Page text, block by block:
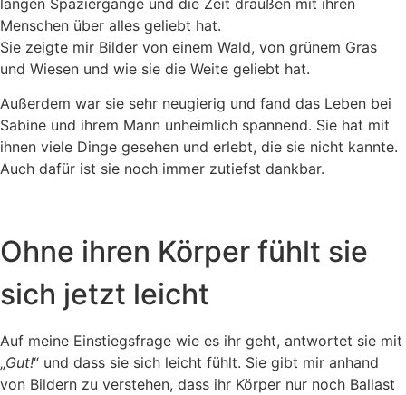
Menschen über alles geliebt hat.
Sie zeigte mir Bilder von einem Wald, von grünem Gras
und Wiesen und wie sie die Weite geliebt hat.
Außerdem war sie sehr neugierig und fand das Leben bei
Sabine und ihrem Mann unheimlich spannend. Sie hat mit
ihnen viele Dinge gesehen und erlebt, die sie nicht kannte.
Auch dafür ist sie noch immer zutiefst dankbar.
Ohne ihren Körper fühlt sie
sich jetzt leicht
Auf meine Einstiegsfrage wie es ihr geht, antwortet sie mit
„Gut!“ und dass sie sich leicht fühlt. Sie gibt mir anhand
von Bildern zu verstehen, dass ihr Körper nur noch Ballast